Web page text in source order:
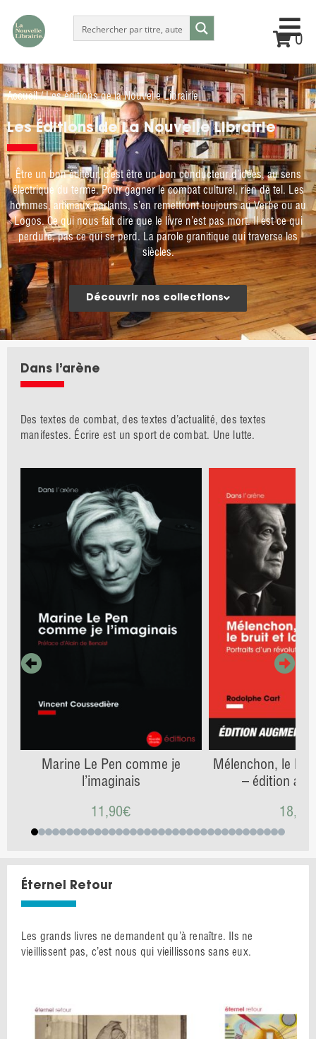
0
Accueil/ Les éditions de la Nouvelle Librairie
Les Éditions de La Nouvelle Librairie
Être un bon éditeur, c’est être un bon conducteur d’idées, au sens
électrique du terme. Pour gagner le combat culturel, rien de tel. Les
hommes, animaux parlants, s’en remettront toujours au Verbe ou au
Logos. Ce qui nous fait dire que le livre n’est pas mort. Il est ce qui
perdure, pas ce qui se perd. La parole granitique qui traverse les
siècles.
Découvrir nos collections
Dans l’arène
Des textes de combat, des textes d’actualité, des textes
manifestes. Écrire est un sport de combat. Une lutte.
Marine Le Pen comme je
l’imaginais
11,90€
Mélenchon, le
– édition
18,90
Éternel Retour
Les grands livres ne demandent qu’à renaître. Ils ne
vieillissent pas, c’est nous qui vieillissons sans eux.